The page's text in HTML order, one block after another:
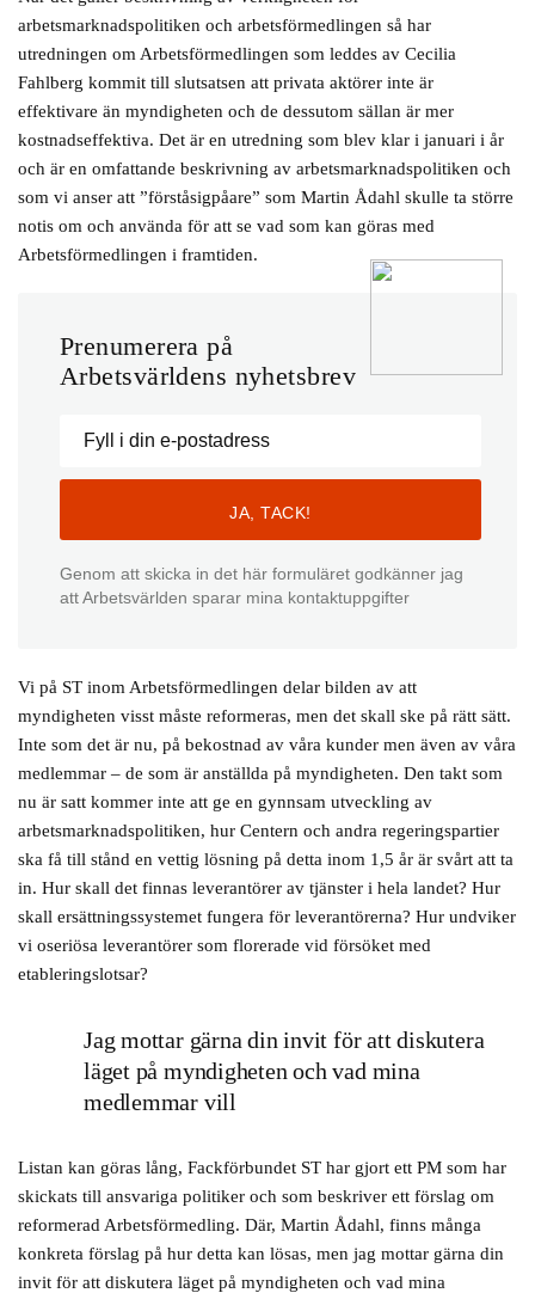
arbetsmarknadspolitiken och arbetsförmedlingen så har
utredningen om Arbetsförmedlingen som leddes av Cecilia
Fahlberg kommit till slutsatsen att privata aktörer inte är
effektivare än myndigheten och de dessutom sällan är mer
kostnadseffektiva. Det är en utredning som blev klar i januari i år
och är en omfattande beskrivning av arbetsmarknadspolitiken och
som vi anser att ”förståsigpåare” som Martin Ådahl skulle ta större
notis om och använda för att se vad som kan göras med
Arbetsförmedlingen i framtiden.
Prenumerera på
Arbetsvärldens nyhetsbrev
Genom att skicka in det här formuläret godkänner jag
att Arbetsvärlden sparar mina kontaktuppgifter
Vi på ST inom Arbetsförmedlingen delar bilden av att
myndigheten visst måste reformeras, men det skall ske på rätt sätt.
Inte som det är nu, på bekostnad av våra kunder men även av våra
medlemmar – de som är anställda på myndigheten. Den takt som
nu är satt kommer inte att ge en gynnsam utveckling av
arbetsmarknadspolitiken, hur Centern och andra regeringspartier
ska få till stånd en vettig lösning på detta inom 1,5 år är svårt att ta
in. Hur skall det finnas leverantörer av tjänster i hela landet? Hur
skall ersättningssystemet fungera för leverantörerna? Hur undviker
vi oseriösa leverantörer som florerade vid försöket med
etableringslotsar?
Jag mottar gärna din invit för att diskutera
läget på myndigheten och vad mina
medlemmar vill
Listan kan göras lång, Fackförbundet ST har gjort ett PM som har
skickats till ansvariga politiker och som beskriver ett förslag om
reformerad Arbetsförmedling. Där, Martin Ådahl, finns många
konkreta förslag på hur detta kan lösas, men jag mottar gärna din
invit för att diskutera läget på myndigheten och vad mina